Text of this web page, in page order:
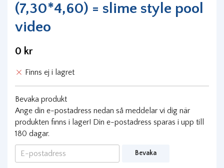
(7,30*4,60) = slime style pool
video
0 kr
Finns ej i lagret
Bevaka produkt
Ange din e-postadress nedan så meddelar vi dig när
produkten finns i lager! Din e-postadress sparas i upp till
180 dagar.
Bevaka